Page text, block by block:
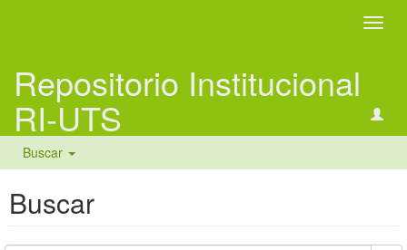
Repositorio Institucional
RI-UTS
Buscar
Buscar